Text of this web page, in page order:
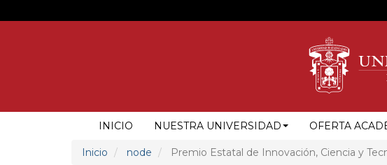
al
NAVEGACIÓN
PRINCIPAL
INICIO NUESTRA UNIVERSIDAD OFERTA
Inicio node Premio Estatal de Innovación, Ciencia y